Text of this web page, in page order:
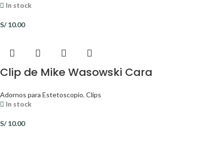
In stock
S/10.00
Clip de Mike Wasowski Cara
Adornos para Estetoscopio, Clips
In stock
S/10.00